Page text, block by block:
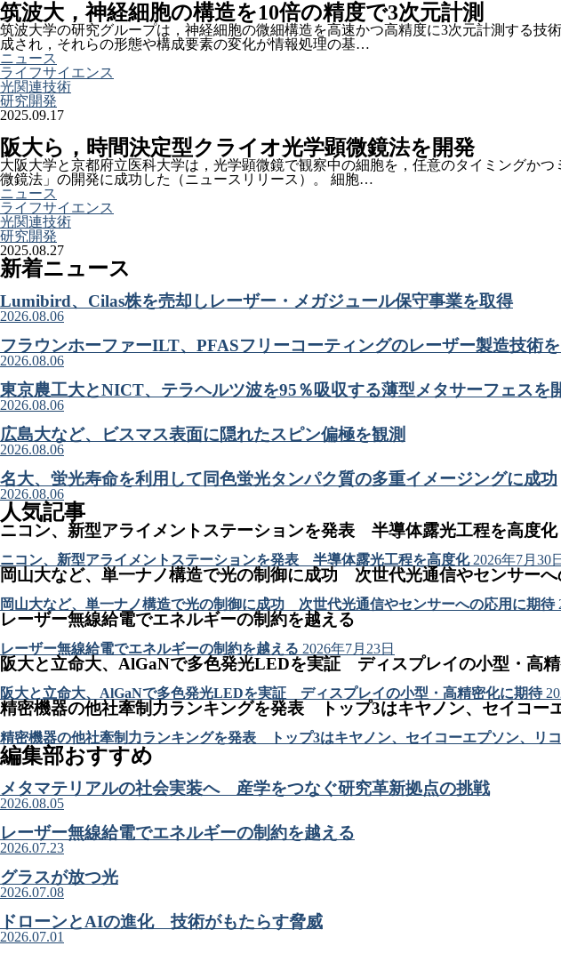
筑波大，神経細胞の構造を10倍の精度で3次元計測
筑波大学の研究グループは，神経細胞の微細構造を高速かつ高精度に3次元計測する
成され，それらの形態や構成要素の変化が情報処理の基…
ニュース
ライフサイエンス
光関連技術
研究開発
2025.09.17
阪大ら，時間決定型クライオ光学顕微鏡法を開発
大阪大学と京都府立医科大学は，光学顕微鏡で観察中の細胞を，任意のタイミングか
微鏡法」の開発に成功した（ニュースリリース）。 細胞…
ニュース
ライフサイエンス
光関連技術
研究開発
2025.08.27
新着ニュース
Lumibird、Cilas株を売却しレーザー・メガジュール保守事業を取得
2026.08.06
フラウンホーファーILT、PFASフリーコーティングのレーザー製造技術
2026.08.06
東京農工大とNICT、テラヘルツ波を95％吸収する薄型メタサーフェスを
2026.08.06
広島大など、ビスマス表面に隠れたスピン偏極を観測
2026.08.06
名大、蛍光寿命を利用して同色蛍光タンパク質の多重イメージングに成功
2026.08.06
人気記事
ニコン、新型アライメントステーションを発表 半導体露光工程を高度化
ニコン、新型アライメントステーションを発表 半導体露光工程を高度化 2026年7月30日
岡山大など、単一ナノ構造で光の制御に成功 次世代光通信やセンサー
岡山大など、単一ナノ構造で光の制御に成功 次世代光通信やセンサーへの応用に期待
レーザー無線給電でエネルギーの制約を越える
レーザー無線給電でエネルギーの制約を越える 2026年7月23日
阪大と立命大、AlGaNで多色発光LEDを実証 ディスプレイの小型・高
阪大と立命大、AlGaNで多色発光LEDを実証 ディスプレイの小型・高精密化に期待
精密機器の他社牽制力ランキングを発表 トップ3はキヤノン、セイコー
精密機器の他社牽制力ランキングを発表 トップ3はキヤノン、セイコーエプソン、リ
編集部おすすめ
メタマテリアルの社会実装へ 産学をつなぐ研究革新拠点の挑戦
2026.08.05
レーザー無線給電でエネルギーの制約を越える
2026.07.23
グラスが放つ光
2026.07.08
ドローンとAIの進化 技術がもたらす脅威
2026.07.01